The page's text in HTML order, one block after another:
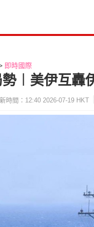
即時國際
︱美伊互轟
時間：12:40 2026-07-19 HKT